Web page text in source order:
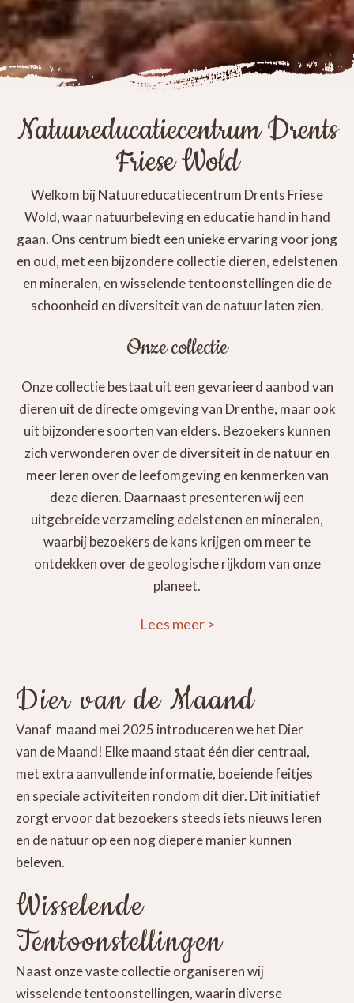
Natuureducatiecentrum Drents
Friese Wold
Welkom bij Natuureducatiecentrum Drents Friese
Wold, waar natuurbeleving en educatie hand in hand
gaan. Ons centrum biedt een unieke ervaring voor jong
en oud, met een bijzondere collectie dieren, edelstenen
en mineralen, en wisselende tentoonstellingen die de
schoonheid en diversiteit van de natuur laten zien.
Onze collectie
Onze collectie bestaat uit een gevarieerd aanbod van
dieren uit de directe omgeving van Drenthe, maar ook
uit bijzondere soorten van elders. Bezoekers kunnen
zich verwonderen over de diversiteit in de natuur en
meer leren over de leefomgeving en kenmerken van
deze dieren. Daarnaast presenteren wij een
uitgebreide verzameling edelstenen en mineralen,
waarbij bezoekers de kans krijgen om meer te
ontdekken over de geologische rijkdom van onze
planeet.
Lees meer >
Dier van de Maand
Vanaf maand mei 2025 introduceren we het Dier
van de Maand! Elke maand staat één dier centraal,
met extra aanvullende informatie, boeiende feitjes
en speciale activiteiten rondom dit dier. Dit initiatief
zorgt ervoor dat bezoekers steeds iets nieuws leren
en de natuur op een nog diepere manier kunnen
beleven.
Wisselende
Tentoonstellingen
Naast onze vaste collectie organiseren wij
wisselende tentoonstellingen, waarin diverse